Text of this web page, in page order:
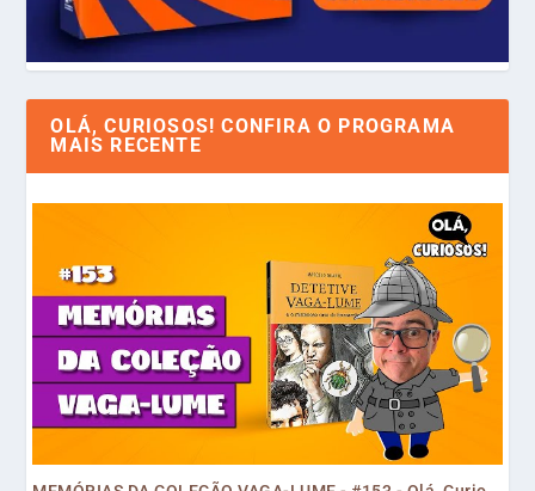
OLÁ, CURIOSOS! CONFIRA O PROGRAMA
MAIS RECENTE